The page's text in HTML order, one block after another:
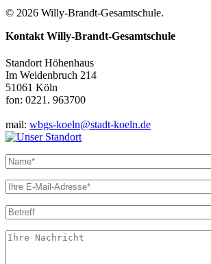
© 2026 Willy-Brandt-Gesamtschule.
Kontakt Willy-Brandt-Gesamtschule
Standort Höhenhaus
Im Weidenbruch 214
51061 Köln
fon: 0221. 963700
mail: wbgs-koeln@stadt-koeln.de